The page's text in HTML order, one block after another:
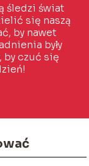
śledzi świat
się naszą
by nawet
były
by czuć się